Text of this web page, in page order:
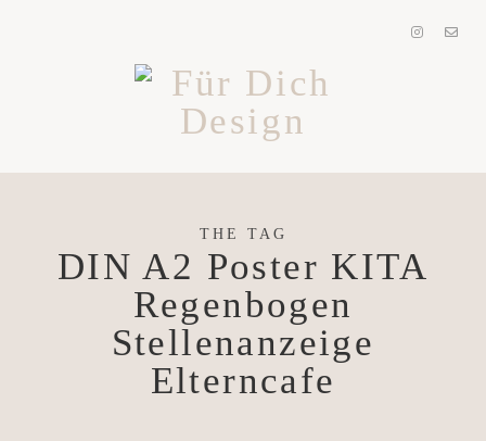
THE TAG
DIN A2 Poster KITA
Regenbogen
Stellenanzeige
Elterncafe